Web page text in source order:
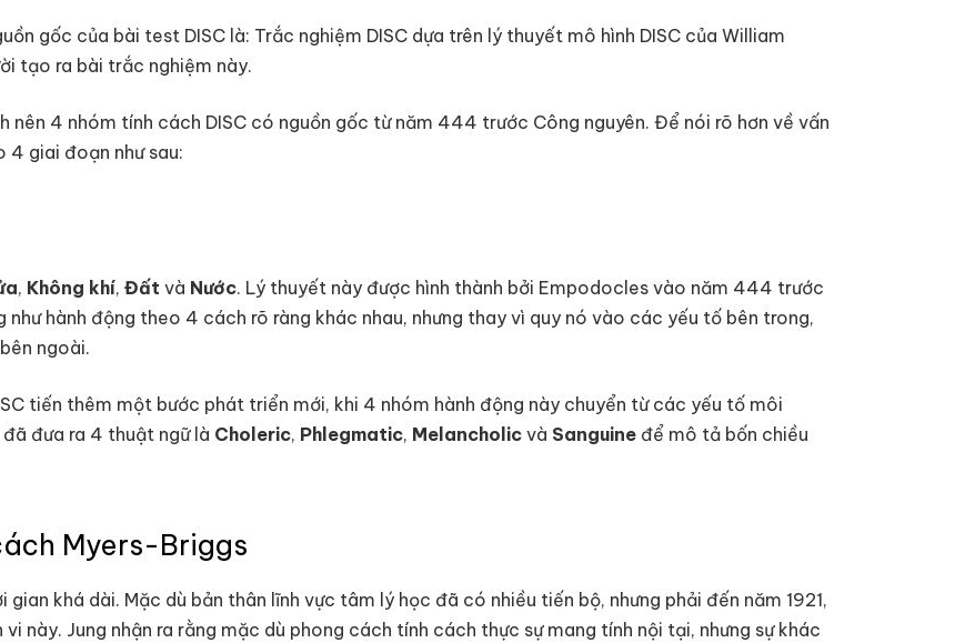
gốc của bài test DISC là: Trắc nghiệm DISC dựa trên lý thuyết mô hình DISC của William
tạo ra bài trắc nghiệm này.
nên 4 nhóm tính cách DISC có nguồn gốc từ năm 444 trước Công nguyên. Để nói rõ hơn về vấn
4 giai đoạn như sau:
, Không khí, Đất và Nước. Lý thuyết này được hình thành bởi Empodocles vào năm 444 trước
như hành động theo 4 cách rõ ràng khác nhau, nhưng thay vì quy nó vào các yếu tố bên trong,
ngoài.
tiến thêm một bước phát triển mới, khi 4 nhóm hành động này chuyển từ các yếu tố môi
đưa ra 4 thuật ngữ là Choleric, Phlegmatic, Melancholic và Sanguine để mô tả bốn chiều
Myers-Briggs
khá dài. Mặc dù bản thân lĩnh vực tâm lý học đã có nhiều tiến bộ, nhưng phải đến năm 1921,
này. Jung nhận ra rằng mặc dù phong cách tính cách thực sự mang tính nội tại, nhưng sự khác